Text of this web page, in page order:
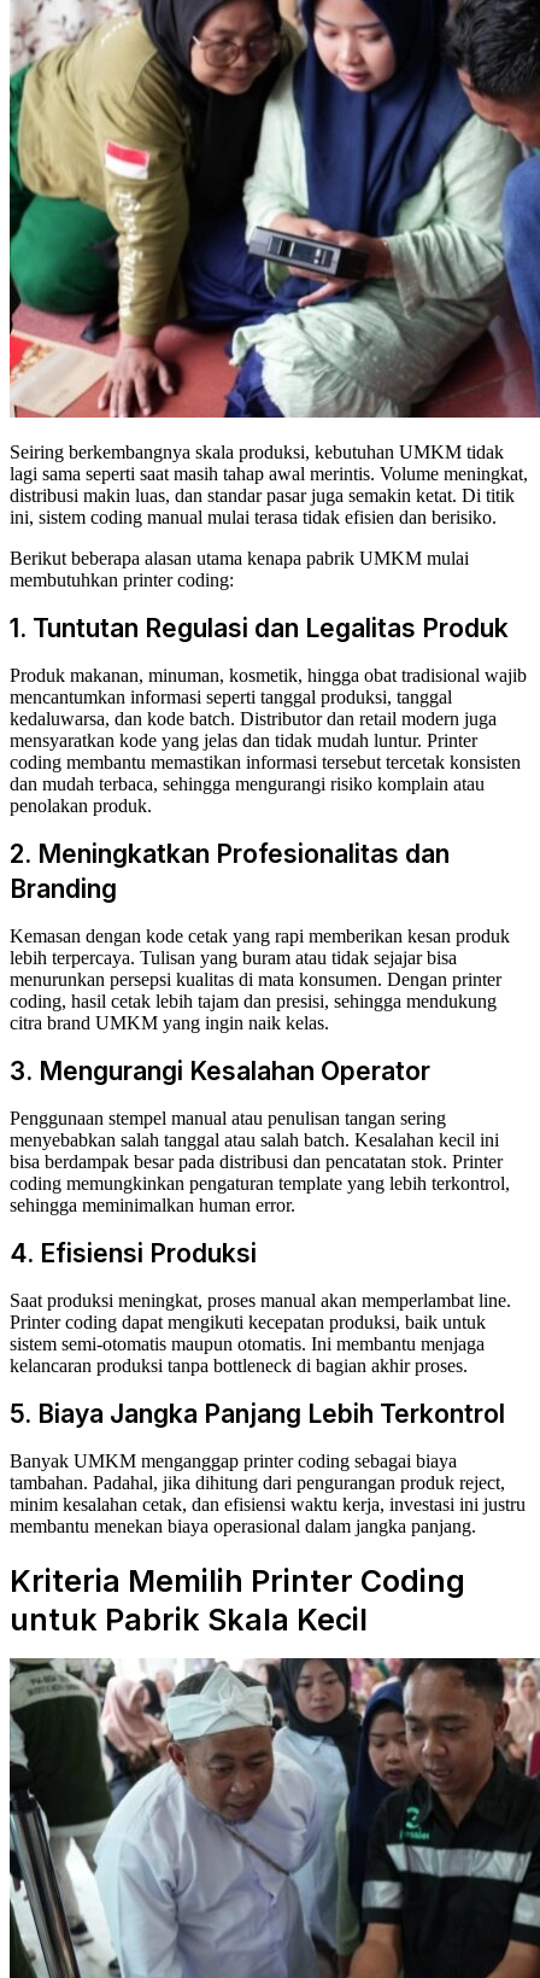
Seiring berkembangnya skala produksi, kebutuhan UMKM tidak
lagi sama seperti saat masih tahap awal merintis. Volume meningkat,
distribusi makin luas, dan standar pasar juga semakin ketat. Di titik
ini, sistem coding manual mulai terasa tidak efisien dan berisiko.
Berikut beberapa alasan utama kenapa pabrik UMKM mulai
membutuhkan printer coding:
1. Tuntutan Regulasi dan Legalitas Produk
Produk makanan, minuman, kosmetik, hingga obat tradisional wajib
mencantumkan informasi seperti tanggal produksi, tanggal
kedaluwarsa, dan kode batch. Distributor dan retail modern juga
mensyaratkan kode yang jelas dan tidak mudah luntur. Printer
coding membantu memastikan informasi tersebut tercetak konsisten
dan mudah terbaca, sehingga mengurangi risiko komplain atau
penolakan produk.
2. Meningkatkan Profesionalitas dan
Branding
Kemasan dengan kode cetak yang rapi memberikan kesan produk
lebih terpercaya. Tulisan yang buram atau tidak sejajar bisa
menurunkan persepsi kualitas di mata konsumen. Dengan printer
coding, hasil cetak lebih tajam dan presisi, sehingga mendukung
citra brand UMKM yang ingin naik kelas.
3. Mengurangi Kesalahan Operator
Penggunaan stempel manual atau penulisan tangan sering
menyebabkan salah tanggal atau salah batch. Kesalahan kecil ini
bisa berdampak besar pada distribusi dan pencatatan stok. Printer
coding memungkinkan pengaturan template yang lebih terkontrol,
sehingga meminimalkan human error.
4. Efisiensi Produksi
Saat produksi meningkat, proses manual akan memperlambat line.
Printer coding dapat mengikuti kecepatan produksi, baik untuk
sistem semi-otomatis maupun otomatis. Ini membantu menjaga
kelancaran produksi tanpa bottleneck di bagian akhir proses.
5. Biaya Jangka Panjang Lebih Terkontrol
Banyak UMKM menganggap printer coding sebagai biaya
tambahan. Padahal, jika dihitung dari pengurangan produk reject,
minim kesalahan cetak, dan efisiensi waktu kerja, investasi ini justru
membantu menekan biaya operasional dalam jangka panjang.
Kriteria Memilih Printer Coding
untuk Pabrik Skala Kecil